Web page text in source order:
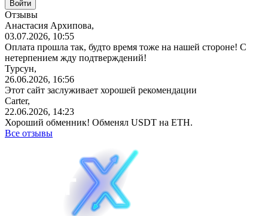
Отзывы
Анастасия Архипова,
03.07.2026, 10:55
Оплата прошла так, будто время тоже на нашей стороне! С
нетерпением жду подтверждений!
Турсун,
26.06.2026, 16:56
Этот сайт заслуживает хорошей рекомендации
Carter,
22.06.2026, 14:23
Хороший обменник! Обменял USDT на ETH.
Все отзывы